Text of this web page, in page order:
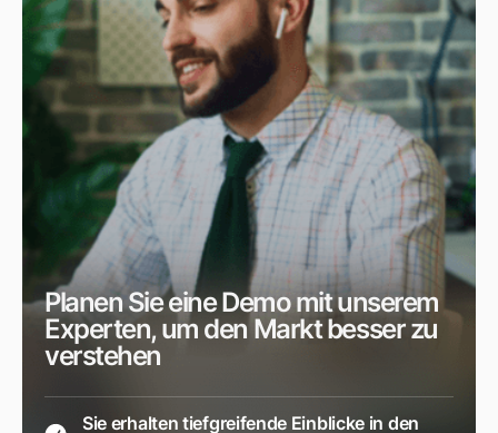
Planen Sie eine Demo mit unserem
Experten, um den Markt besser zu
verstehen
Sie erhalten tiefgreifende Einblicke in den